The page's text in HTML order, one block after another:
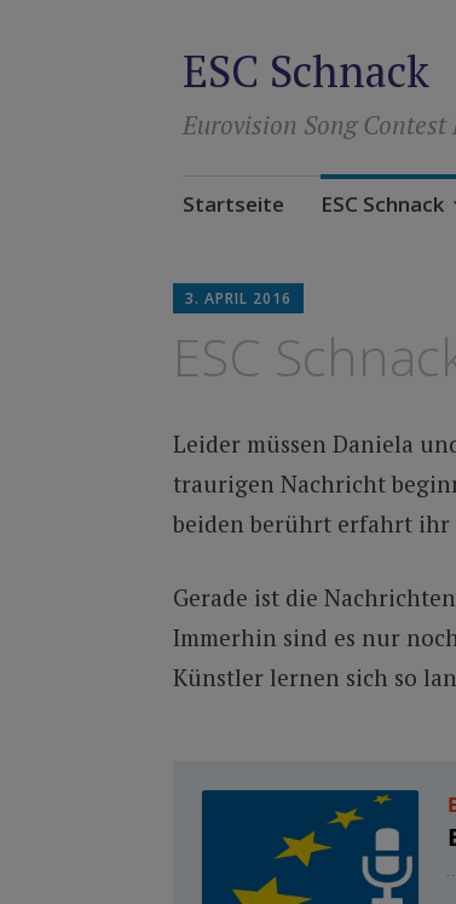
ESC Schnack
Eurovision Song
Zum
Startseite ESC Schnack
3. APRIL 2016
ESC
Leider müssen Daniela
traurigen Nachricht
beiden berührt erfahrt ihr
Gerade ist die
Immerhin sind es nur
Künstler lernen sich so